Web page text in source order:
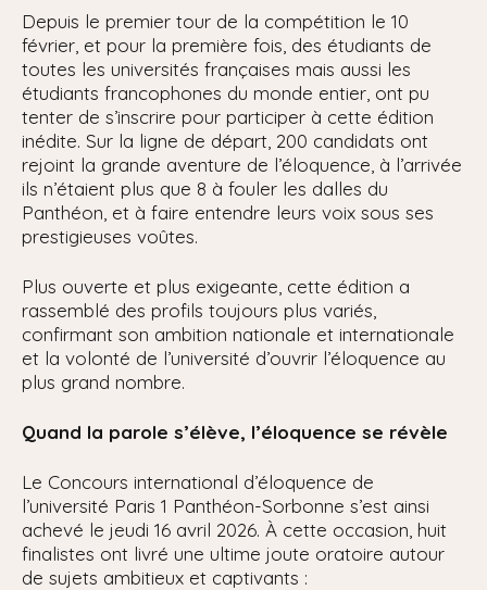
Depuis le premier tour de la compétition le 10
février, et pour la première fois, des étudiants de
toutes les universités françaises mais aussi les
étudiants francophones du monde entier, ont pu
tenter de s’inscrire pour participer à cette édition
inédite. Sur la ligne de départ, 200 candidats ont
rejoint la grande aventure de l’éloquence, à l’arrivée
ils n’étaient plus que 8 à fouler les dalles du
Panthéon, et à faire entendre leurs voix sous ses
prestigieuses voûtes.
Plus ouverte et plus exigeante, cette édition a
rassemblé des profils toujours plus variés,
confirmant son ambition nationale et internationale
et la volonté de l’université d’ouvrir l’éloquence au
plus grand nombre.
Quand la parole s’élève, l’éloquence se révèle
Le Concours international d’éloquence de
l’université Paris 1 Panthéon-Sorbonne s’est ainsi
achevé le jeudi 16 avril 2026. À cette occasion, huit
finalistes ont livré une ultime joute oratoire autour
de sujets ambitieux et captivants :